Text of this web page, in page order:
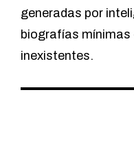
generadas por
biografías
inexistentes.